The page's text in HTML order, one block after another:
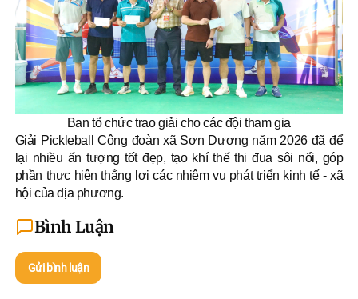
Ban tổ chức trao giải cho các đội tham gia
Giải Pickleball Công đoàn xã Sơn Dương năm 2026 đã để
lại nhiều ấn tượng tốt đẹp, tạo khí thế thi đua sôi nổi, góp
phần thực hiện thắng lợi các nhiệm vụ phát triển kinh tế - xã
hội của địa phương.
Bình Luận
Gửi bình luận